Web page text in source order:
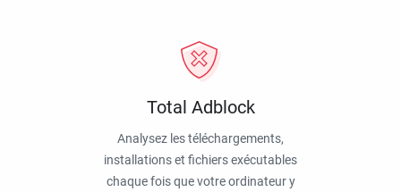
Total Adblock
Analysez les téléchargements,
installations et fichiers exécutables
chaque fois que votre ordinateur y